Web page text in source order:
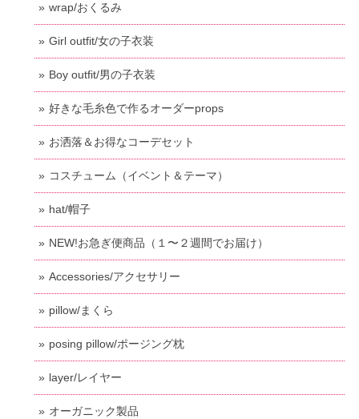
wrap/おくるみ
Girl outfit/女の子衣装
Boy outfit/男の子衣装
好きな毛糸色で作るオーダーprops
お洒落＆お得なコーデセット
コスチューム（イベント＆テーマ）
hat/帽子
NEW!お急ぎ便商品（１〜２週間でお届け）
Accessories/アクセサリー
pillow/まくら
posing pillow/ポージング枕
layer/レイヤー
オーガニック製品